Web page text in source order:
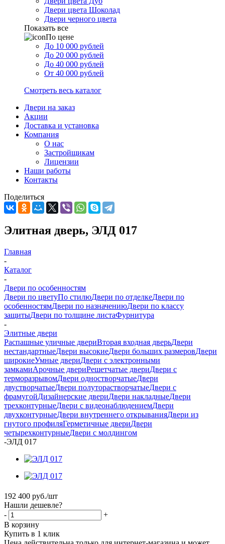
Двери цвета Шоколад
Двери черного цвета
Показать все
По цене
До 10 000 рублей
До 20 000 рублей
До 40 000 рублей
От 40 000 рублей
Смотреть весь каталог
Двери на заказ
Акции
Доставка и установка
Компания
О нас
Застройщикам
Лицензии
Наши работы
Контакты
Поделиться
Элитная дверь, ЭЛД 017
Главная
-
Каталог
-
Двери по особенностям
Двери по цветуПо стилюДвери по отделкеДвери по
особенностямДвери по назначениюДвери по классу
защитыДвери по толщине листаФурнитура
-
Элитные двери
Распашные уличные двериВторая входная дверьДвери
нестандартныеДвери высокиеДвери больших размеровДвери
широкиеУмные двериДвери с электронными
замкамиАрочные двериРешетчатые двериДвери с
терморазрывомДвери одностворчатыеДвери
двустворчатыеДвери полуторастворчатыеДвери с
фрамугойДизайнерские двериДвери накладныеДвери
трехконтурныеДвери с видеонаблюдениемДвери
двухконтурныеДвери внутреннего открыванияДвери из
гнутого профиляГерметичные двериДвери
четырехконтурныеДвери с молдингом
-ЭЛД 017
192 400 руб./шт
Нашли дешевле?
-
+
В корзину
Купить в 1 клик